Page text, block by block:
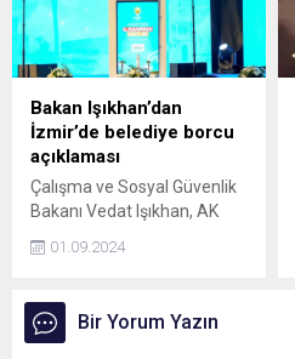
Bakan Işıkhan’dan
İzmir’de belediye borcu
açıklaması
Çalışma ve Sosyal Güvenlik
Bakanı Vedat Işıkhan, AK
Meclisi toplantısına katıldı.
01.09.2024
Bir Yorum Yazın